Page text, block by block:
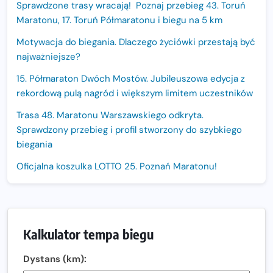
Sprawdzone trasy wracają! Poznaj przebieg 43. Toruń
Maratonu, 17. Toruń Półmaratonu i biegu na 5 km
Motywacja do biegania. Dlaczego życiówki przestają być
najważniejsze?
15. Półmaraton Dwóch Mostów. Jubileuszowa edycja z
rekordową pulą nagród i większym limitem uczestników
Trasa 48. Maratonu Warszawskiego odkryta.
Sprawdzony przebieg i profil stworzony do szybkiego
biegania
Oficjalna koszulka LOTTO 25. Poznań Maratonu!
Fabrykanta. Organizatorzy odkrywają trasę dzień po
Kalkulator tempa biegu
Dystans (km):